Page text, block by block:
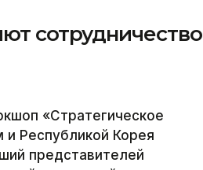
сотрудничество
«Стратегическое
Республикой Корея
представителей